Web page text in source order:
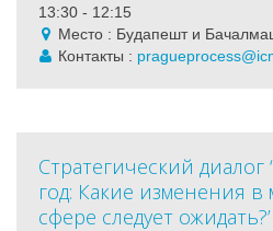
13:30 - 12:15
Место : Будапешт и
Контакты :
Стратегический диалог
год: Какие изменения
сфере следует ожидать?’